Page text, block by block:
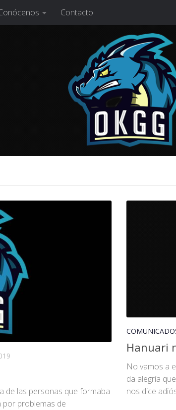
Contacto
de las personas que formaba
problemas de
Hanuari
No vamos a
da alegría
nos dice